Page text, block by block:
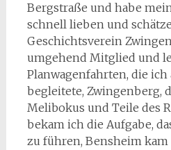
Bergstraße und habe
schnell lieben und
Geschichtsverein
umgehend Mitglied und
Planwagenfahrten, die
begleitete, Zwingenberg,
Melibokus und Teile des
bekam ich die Aufgabe,
zu führen, Bensheim